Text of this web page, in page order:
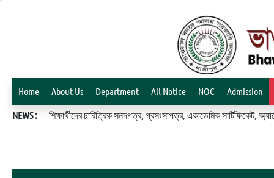
Home About Us Department All Notice NOC Admission
NEWS : শিক্ষার্থীদের চারিত্রিক সনদপত্র, প্রসংসাপত্র, একাডেমিক